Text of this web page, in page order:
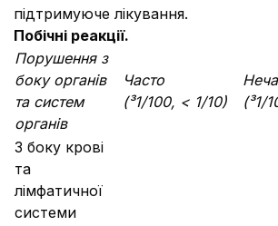
підтримуюче лікування.
Побічні реакції.
Порушення з
боку органів
та систем
органів
Часто
(³1/100, < 1/10)
(³1/
З боку крові
та
лімфатичної
системи